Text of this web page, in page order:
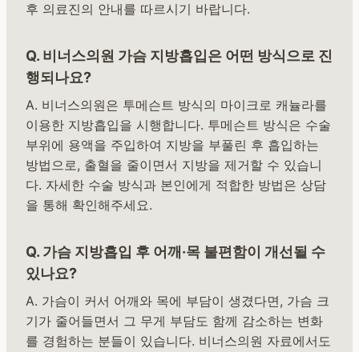
후 의료진의 안내를 따르시기 바랍니다.
Q. 비너스의원 가슴 지방흡입은 어떤 방식으로 진
행되나요?
A. 비너스의원은 투메슨트 방식의 마이크로 캐뉼라를
이용한 지방흡입을 시행합니다. 투메슨트 방식은 수술
부위에 용액을 주입하여 지방을 부풀린 후 흡입하는
방법으로, 출혈을 줄이면서 지방을 제거할 수 있습니
다. 자세한 수술 방식과 본인에게 적합한 방법은 상담
을 통해 확인해주세요.
Q. 가슴 지방흡입 후 어깨·목 불편함이 개선될 수
있나요?
A. 가슴이 커서 어깨와 목에 부담이 생겼다면, 가슴 크
기가 줄어들면서 그 무게 부담도 함께 감소하는 변화
를 경험하는 분들이 있습니다. 비너스의원 자료에서도